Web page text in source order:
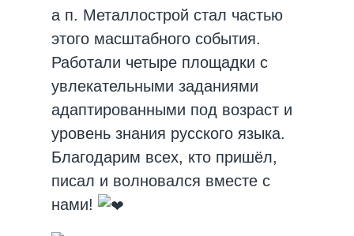
а п. Металлострой стал частью
этого масштабного события.
Работали четыре площадки с
увлекательными заданиями
адаптированными под возраст и
уровень знания русского языка.
Благодарим всех, кто пришёл,
писал и волновался вместе с
нами!